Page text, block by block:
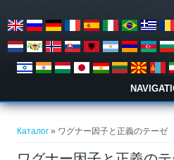
Каталог » ワグナー因子と正義のテーゼ